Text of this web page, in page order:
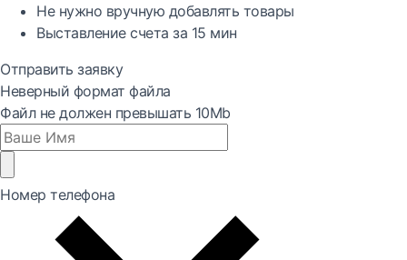
Не нужно вручную добавлять товары
Выставление счета за 15 мин
Отправить заявку
Неверный формат файла
Файл не должен превышать 10Mb
Номер телефона